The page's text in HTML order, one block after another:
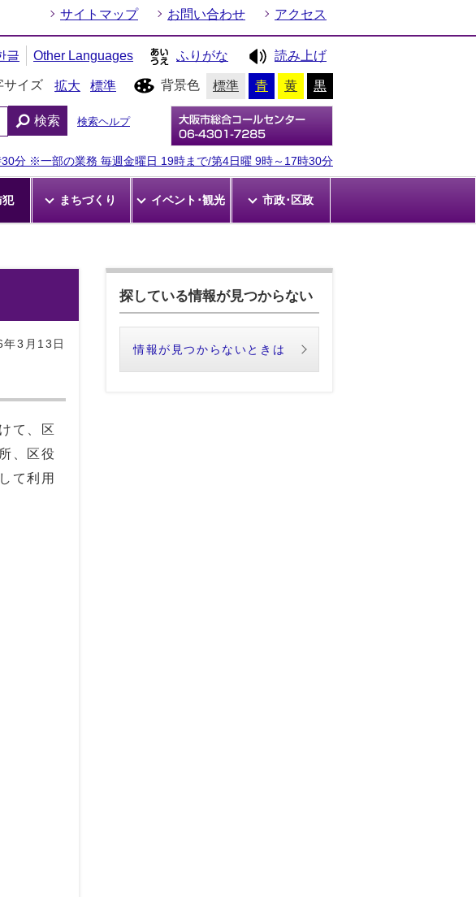
サイトマップ お問い合わせ アクセス
글 Other Languages ふりがな 読み上げ
サイズ 拡大 標準 背景色 標準 青 黄 黒
検索 検索ヘルプ
分 ※一部の業務 毎週金曜日 19時まで/第4日曜 9時～17時30分
犯 まちづくり イベント･観光 市政･区政
3月13日
て、区
、区役
て利用
探している情報が見つからない
情報が見つからないときは